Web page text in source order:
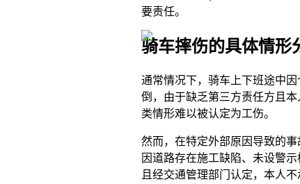
要责任。
骑车摔伤的具体情形
通常情况下，骑车上下班途中
倒，由于缺乏第三方责任方且
类情形难以被认定为工伤。
然而，在特定外部原因导致的事
因道路存在施工缺陷、未设警
且经交通管理部门认定，本人